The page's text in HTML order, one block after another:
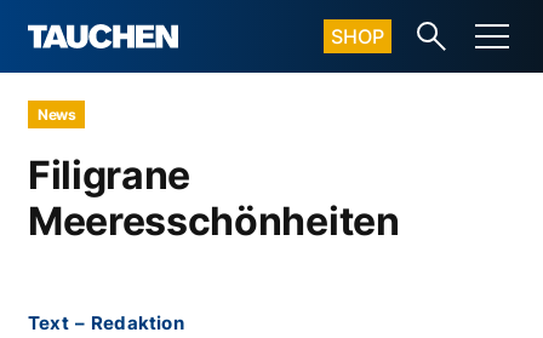
SHOP
News
Filigrane
Meeresschönheiten
Text – Redaktion